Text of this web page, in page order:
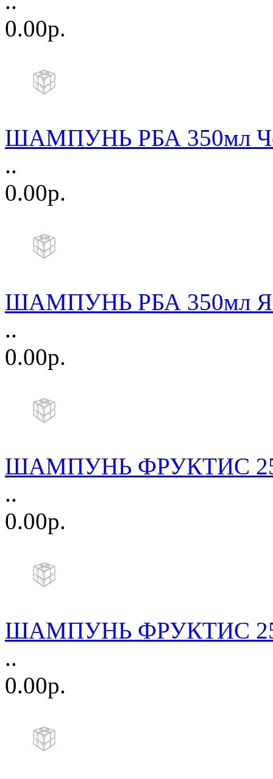
0.00р.
ШАМПУНЬ РБА 350мл
..
0.00р.
ШАМПУНЬ РБА 350мл
..
0.00р.
ШАМПУНЬ ФРУКТИС
..
0.00р.
ШАМПУНЬ ФРУКТИС
..
0.00р.